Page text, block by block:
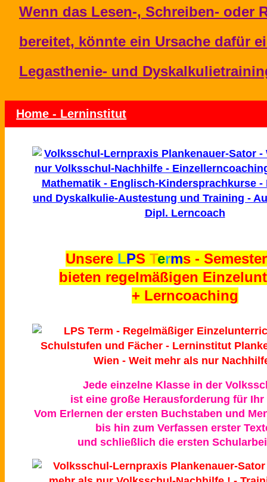
Wenn das Lesen-, Schreiben- oder
bereitet, könnte ein Ursache dafür
Legasthenie- und
Home - Lerninstitut
Unsere LPS Terms-
bieten regelmäßigen
+ Lerncoaching
Jede einzelne Klasse in der
ist eine große Herausforderung für Ihr
Vom Erlernen der ersten Buchstaben und
bis hin zum Verfassen erster
und schließlich die ersten